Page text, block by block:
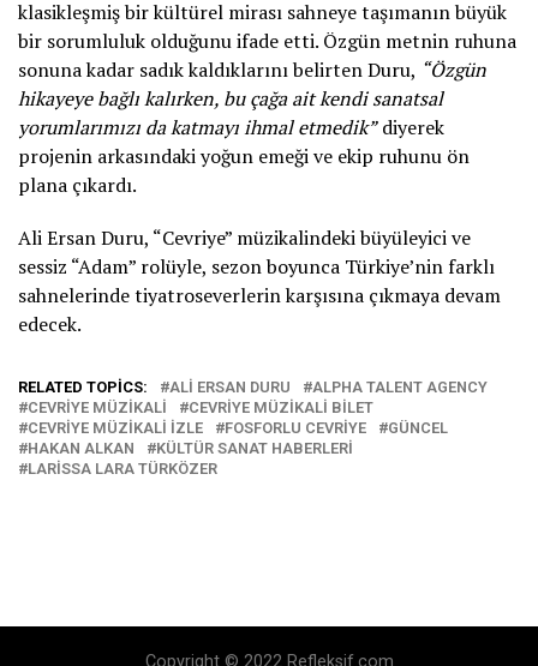
klasikleşmiş bir kültürel mirası sahneye taşımanın büyük
bir sorumluluk olduğunu ifade etti. Özgün metnin ruhuna
sonuna kadar sadık kaldıklarını belirten Duru, “Özgün
hikayeye bağlı kalırken, bu çağa ait kendi sanatsal
yorumlarımızı da katmayı ihmal etmedik”diyerek
projenin arkasındaki yoğun emeği ve ekip ruhunu ön
plana çıkardı.
Ali Ersan Duru, “Cevriye” müzikalindeki büyüleyici ve
sessiz “Adam” rolüyle, sezon boyunca Türkiye’nin farklı
sahnelerinde tiyatroseverlerin karşısına çıkmaya devam
edecek.
RELATED TOPICS: ALI ERSAN DURU
ALPHA TALENT AGENCY
CEVRIYE MÜZIKALI
CEVRIYE MÜZIKALI BILET
CEVRIYE MÜZIKALI IZLE
FOSFORLU CEVRIYE
GÜNCEL
HAKAN ALKAN
KÜLTÜR SANAT HABERLERI
LARISSA LARA TÜRKÖZER
Copyright © 2022 Refleksif.com